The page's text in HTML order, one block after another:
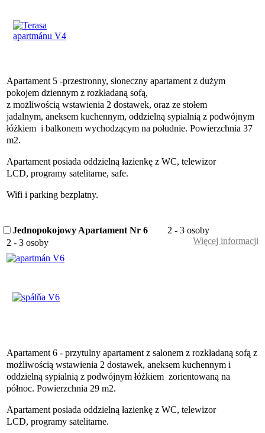
Apartament 5 -przestronny, słoneczny apartament z dużym
pokojem dziennym z rozkładaną sofą,
z możliwością wstawienia 2 dostawek, oraz ze stołem
jadalnym, aneksem kuchennym, oddzielną sypialnią z podwójnym
łóżkiem i balkonem wychodzącym na południe. Powierzchnia 37
m2.
Apartament posiada oddzielną łazienkę z WC, telewizor
LCD, programy satelitarne, safe.
Wifi i parking bezplatny.
Jednopokojowy Apartament Nr 6
2 - 3 osoby
2 - 3 osoby
Więcej informacji
Apartament 6 - przytulny apartament z salonem z rozkładaną sofą z
możliwością wstawienia 2 dostawek, aneksem kuchennym i
oddzielną sypialnią z podwójnym łóżkiem zorientowaną na
północ. Powierzchnia 29 m2.
Apartament posiada oddzielną łazienkę z WC, telewizor
LCD, programy satelitarne.